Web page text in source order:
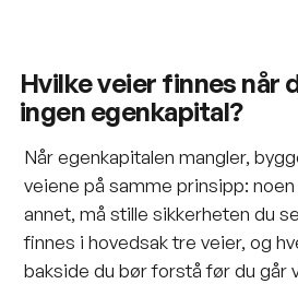
Hvilke veier finnes når
ingen egenkapital?
Når egenkapitalen mangler,
veiene på samme prinsipp:
annet, må stille sikkerheten du
finnes i hovedsak tre veier, og
bakside du bør forstå før du går